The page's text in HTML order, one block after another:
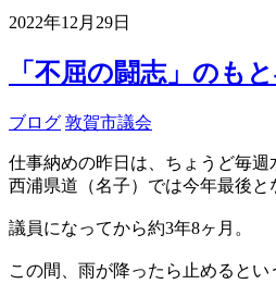
2022年12月29日
「不屈の闘志」のも
ブログ 敦賀市議会
仕事納めの昨日は、ちょうど毎週
西浦県道（名子）では今年最後と
議員になってから約3年8ヶ月。
この間、雨が降ったら止めると